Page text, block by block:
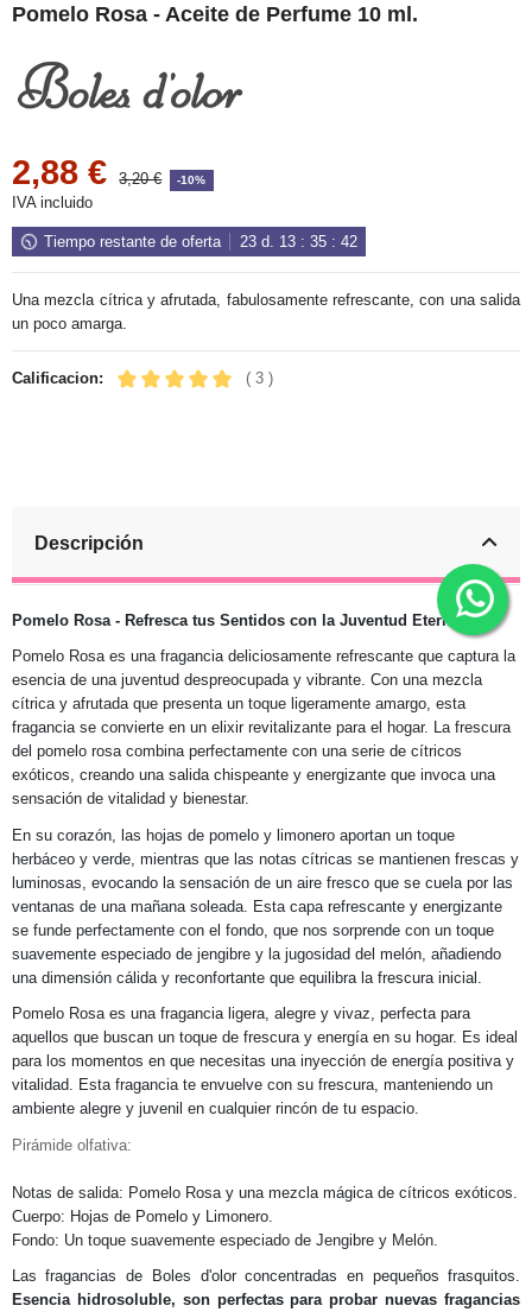
Pomelo Rosa - Aceite de Perfume 10 ml.
2,88 € 3,20 € -10%
IVA incluido
Tiempo restante de oferta 23d. 13: 35: 42
Una mezcla cítrica y afrutada, fabulosamente refrescante, con una salida
un poco amarga.
Calificacion: ( 3 )
Descripción
Pomelo Rosa - Refresca tus Sentidos con la Juventud Eterna
Pomelo Rosa es una fragancia deliciosamente refrescante que captura la
esencia de una juventud despreocupada y vibrante. Con una mezcla
cítrica y afrutada que presenta un toque ligeramente amargo, esta
fragancia se convierte en un elixir revitalizante para el hogar. La frescura
del pomelo rosa combina perfectamente con una serie de cítricos
exóticos, creando una salida chispeante y energizante que invoca una
sensación de vitalidad y bienestar.
En su corazón, las hojas de pomelo y limonero aportan un toque
herbáceo y verde, mientras que las notas cítricas se mantienen frescas y
luminosas, evocando la sensación de un aire fresco que se cuela por las
ventanas de una mañana soleada. Esta capa refrescante y energizante
se funde perfectamente con el fondo, que nos sorprende con un toque
suavemente especiado de jengibre y la jugosidad del melón, añadiendo
una dimensión cálida y reconfortante que equilibra la frescura inicial.
Pomelo Rosa es una fragancia ligera, alegre y vivaz, perfecta para
aquellos que buscan un toque de frescura y energía en su hogar. Es ideal
para los momentos en que necesitas una inyección de energía positiva y
vitalidad. Esta fragancia te envuelve con su frescura, manteniendo un
ambiente alegre y juvenil en cualquier rincón de tu espacio.
Pirámide olfativa:
Notas de salida: Pomelo Rosa y una mezcla mágica de cítricos exóticos.
Cuerpo: Hojas de Pomelo y Limonero.
Fondo: Un toque suavemente especiado de Jengibre y Melón.
Las fragancias de Boles d'olor concentradas en pequeños frasquitos.
Esencia hidrosoluble, son perfectas para probar nuevas fragancias